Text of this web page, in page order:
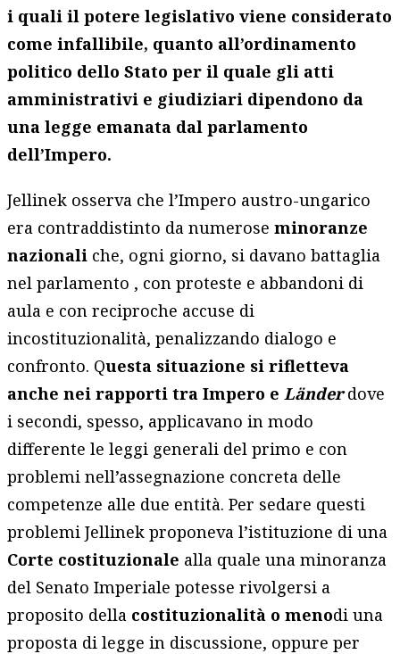
i quali il potere legislativo viene considerato
come infallibile, quanto all’ordinamento
politico dello Stato per il quale gli atti
amministrativi e giudiziari dipendono da
una legge emanata dal parlamento
dell’Impero.
Jellinek osserva che l’Impero austro-ungarico
era contraddistinto da numeroseminoranze
nazionali che, ogni giorno, si davano battaglia
nel parlamento , con proteste e abbandoni di
aula e con reciproche accuse di
incostituzionalità, penalizzando dialogo e
confronto. Questa situazione si rifletteva
anche nei rapporti tra Impero eLänder dove
i secondi, spesso, applicavano in modo
differente le leggi generali del primo e con
problemi nell’assegnazione concreta delle
competenze alle due entità. Per sedare questi
problemi Jellinek proponeva l’istituzione di una
Corte costituzionale alla quale una minoranza
del Senato Imperiale potesse rivolgersi a
proposito della costituzionalità o menodi una
proposta di legge in discussione, oppure per